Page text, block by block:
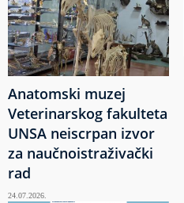
Anatomski muzej
Veterinarskog fakulteta
UNSA neiscrpan izvor
za naučnoistraživački
rad
24.07.2026.